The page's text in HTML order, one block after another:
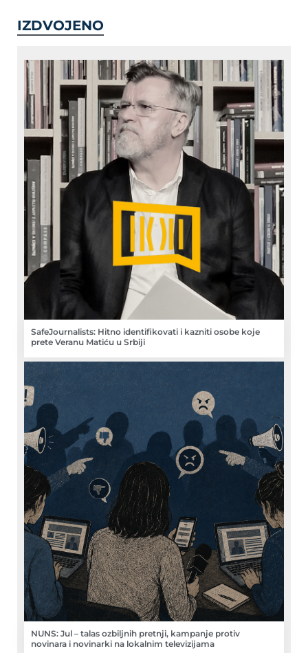
IZDVOJENO
SafeJournalists: Hitno identifikovati i kazniti osobe koje
prete Veranu Matiću u Srbiji
NUNS: Jul – talas ozbiljnih pretnji, kampanje protiv
novinara i novinarki na lokalnim televizijama